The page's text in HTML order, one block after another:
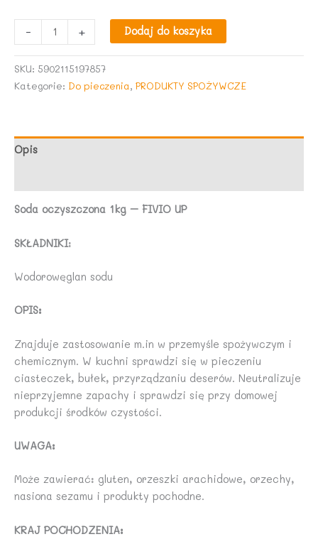
-
Soda
oczyszczona
+ Dodaj do koszyka
SKU: 5902115197857
Kategorie: Do pieczenia, PRODUKTY SPOŻYWCZE
Opis
Soda oczyszczona 1kg – FIVIO UP
SKŁADNIKI:
Wodorowęglan sodu
OPIS:
Znajduje zastosowanie m.in w przemyśle spożywczym i
chemicznym. W kuchni sprawdzi się w pieczeniu
ciasteczek, bułek, przyrządzaniu deserów. Neutralizuje
nieprzyjemne zapachy i sprawdzi się przy domowej
produkcji środków czystości.
UWAGA:
Może zawierać: gluten, orzeszki arachidowe, orzechy,
nasiona sezamu i produkty pochodne.
KRAJ POCHODZENIA: